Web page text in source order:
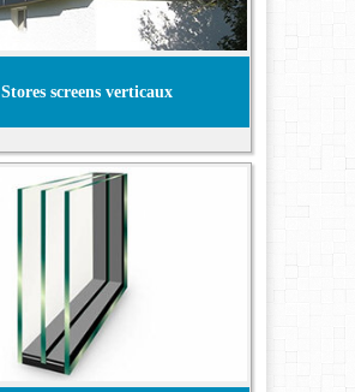
Stores screens verticaux